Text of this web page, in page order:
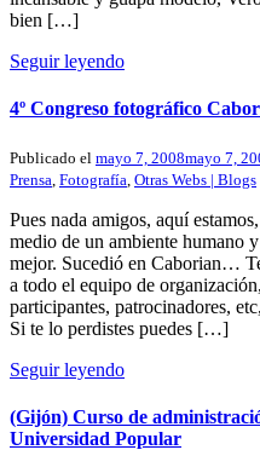
bien […]
Seguir leyendo
4º Congreso fotográfico
Publicado el mayo 7, 2008mayo 7,
Prensa Fotografía Otras Webs | Blogs
Pues nada amigos, aquí
medio de un ambiente humano
mejor. Sucedió en Caborian…
a todo el equipo de
participantes, patrocinadores,
Si te lo perdistes puedes […]
Seguir leyendo
(Gijón) Curso de
Universidad Popular